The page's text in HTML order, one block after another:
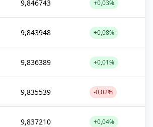
9,846743 +0,03%
9,843948 +0,08%
9,836389 +0,01%
9,835539 -0,02%
9,837210 +0,04%